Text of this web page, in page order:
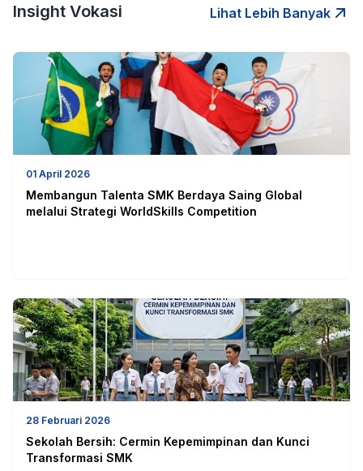
Insight Vokasi Lihat Lebih Banyak
01 April 2026
Membangun Talenta SMK Berdaya Saing Global
melalui Strategi WorldSkills Competition
28 Februari 2026
Sekolah Bersih: Cermin Kepemimpinan dan Kunci
Transformasi SMK